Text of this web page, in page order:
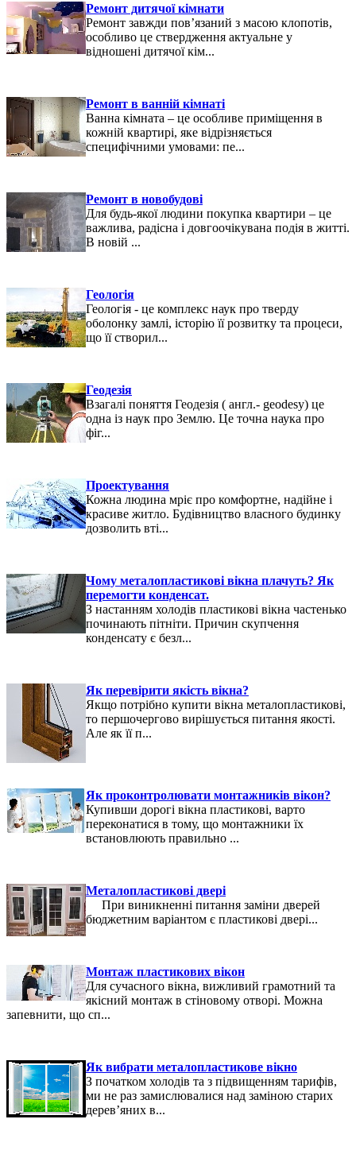
Ремонт дитячої кімнати
Ремонт завжди пов’язаний з масою клопотів,
особливо це ствердження актуальне у
відношені дитячої кім...
Ремонт в ванній кімнаті
Ванна кімната – це особливе приміщення в
кожній квартирі, яке відрізняється
специфічними умовами: пе...
Ремонт в новобудові
Для будь-якої людини покупка квартири – це
важлива, радісна і довгоочікувана подія в житті.
В новій ...
Геологія
Геологія - це комплекс наук про тверду
оболонку замлі, історію її розвитку та процеси,
що її створил...
Геодезія
Взагалі поняття Геодезія ( англ.- geodesy) це
одна із наук про Землю. Це точна наука про
фіг...
Проектування
Кожна людина мріє про комфортне, надійне і
красиве житло. Будівництво власного будинку
дозволить вті...
Чому металопластикові вікна плачуть? Як
перемогти конденсат.
З настанням холодів пластикові вікна частенько
починають пітніти. Причин скупчення
конденсату є безл...
Як перевірити якість вікна?
Якщо потрібно купити вікна металопластикові,
то першочергово вирішується питання якості.
Але як її п...
Як проконтролювати монтажників вікон?
Купивши дорогі вікна пластикові, варто
переконатися в тому, що монтажники їх
встановлюють правильно ...
Металопластикові двері
При виникненні питання заміни дверей
бюджетним варіантом є пластикові двері...
Монтаж пластикових вікон
Для сучасного вікна, вижливий грамотний та
якісний монтаж в стіновому отворі. Можна
запевнити, що сп...
Як вибрати металопластикове вікно
З початком холодів та з підвищенням тарифів,
ми не раз замислювалися над заміною старих
дерев’яних в...